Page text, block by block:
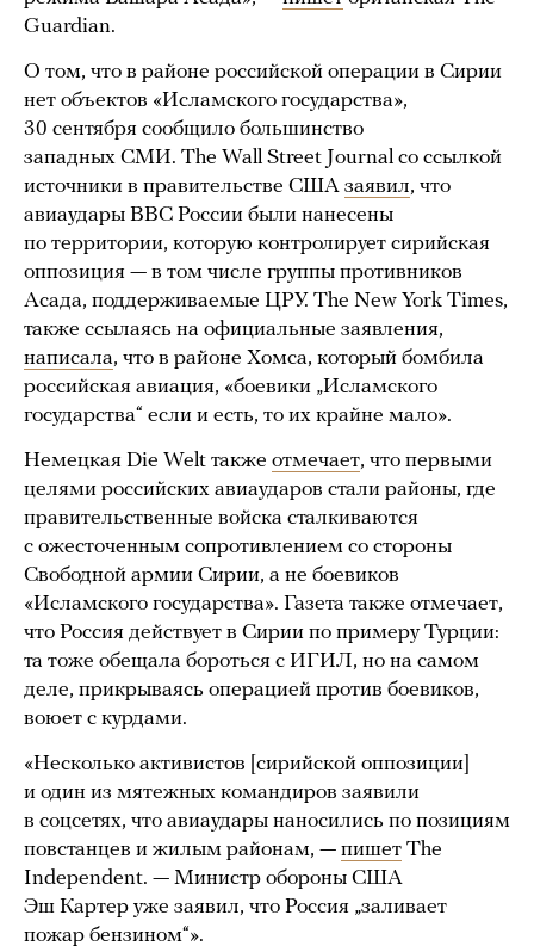
Guardian.
О том, что в районе российской операции в Сирии
нет объектов «Исламского государства»,
30 сентября сообщило большинство
западных СМИ. The Wall Street Journal со ссылкой
источники в правительстве США заявил, что
авиаудары ВВС России были нанесены
по территории, которую контролирует сирийская
оппозиция — в том числе группы противников
Асада, поддерживаемые ЦРУ. The New York Times,
также ссылаясь на официальные заявления,
написала, что в районе Хомса, который бомбила
российская авиация, «боевики „Исламского
государства“ если и есть, то их крайне мало».
Немецкая Die Welt также отмечает, что первыми
целями российских авиаударов стали районы, где
правительственные войска сталкиваются
с ожесточенным сопротивлением со стороны
Свободной армии Сирии, а не боевиков
«Исламского государства». Газета также отмечает,
что Россия действует в Сирии по примеру Турции:
та тоже обещала бороться с ИГИЛ, но на самом
деле, прикрываясь операцией против боевиков,
воюет с курдами.
«Несколько активистов [сирийской оппозиции]
и один из мятежных командиров заявили
в соцсетях, что авиаудары наносились по позициям
повстанцев и жилым районам, — пишет The
Independent. — Министр обороны США
Эш Картер уже заявил, что Россия „заливает
пожар бензином“».